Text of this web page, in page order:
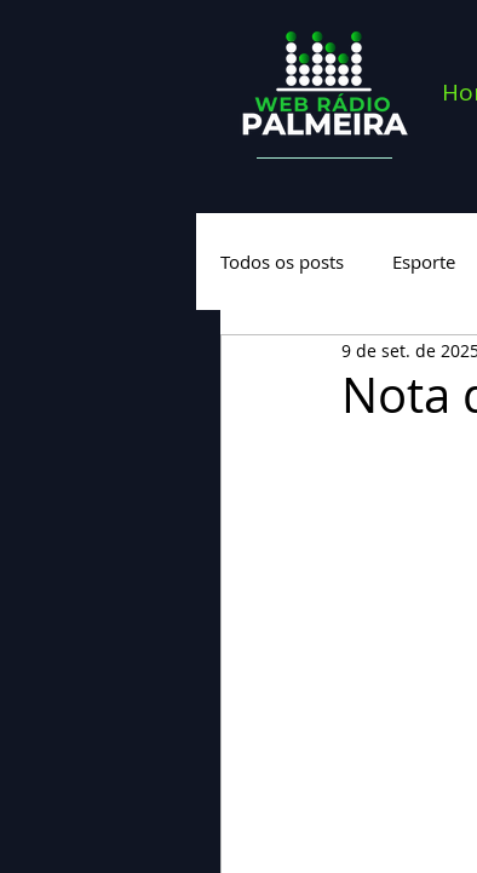
Todos os posts Esporte
Geral
Nota
9 de set. de